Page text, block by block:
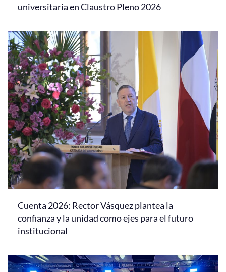
universitaria en Claustro Pleno 2026
Cuenta 2026: Rector Vásquez plantea la
confianza y la unidad como ejes para el futuro
institucional